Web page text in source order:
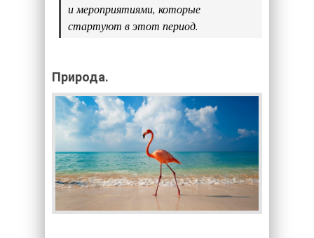
и мероприятиями, которые
стартуют в этот период.
Природа.